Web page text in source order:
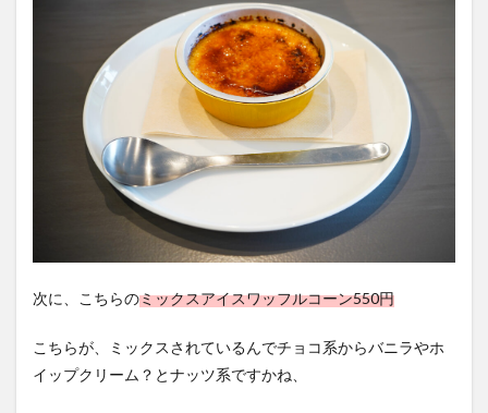
次に、こちらのミックスアイスワッフルコーン550円
こちらが、ミックスされているんでチョコ系からバニラやホ
イップクリーム？とナッツ系ですかね、